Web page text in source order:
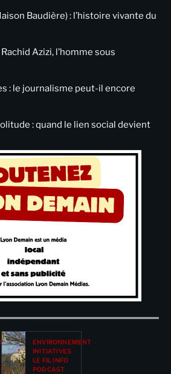
Baudière) : l’histoire vivante du
Azizi, l’homme sous
: le journalisme peut-il encore
: quand le lien social devient
ENVIRONNEMENT
INITIATIVES
LE FIL INFO
PODCAST